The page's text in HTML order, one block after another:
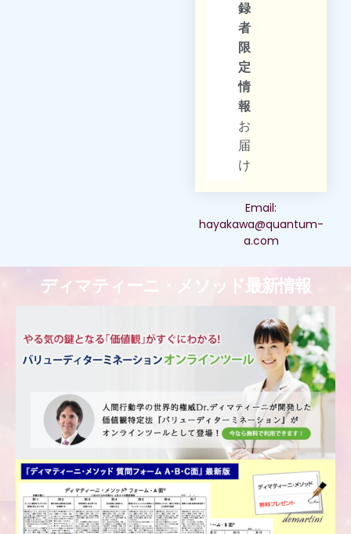
録
者
限
定
情
報
お
届
け
Email:
hayakawa@quantum-
a.com
ディマティーニ・メソッド最新情報